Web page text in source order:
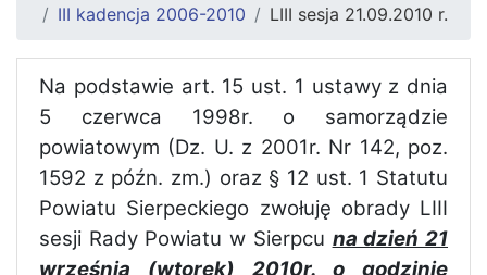
III kadencja 2006-2010
LIII sesja 21.09.2010 r.
Na podstawie art. 15 ust. 1 ustawy z dnia
5 czerwca 1998r. o samorządzie
powiatowym (Dz. U. z 2001r. Nr 142, poz.
1592 z późn. zm.) oraz § 12 ust. 1 Statutu
Powiatu Sierpeckiego zwołuję obrady LIII
sesji Rady Powiatu w Sierpcu na dzień 21
września (wtorek) 2010r. o godzinie